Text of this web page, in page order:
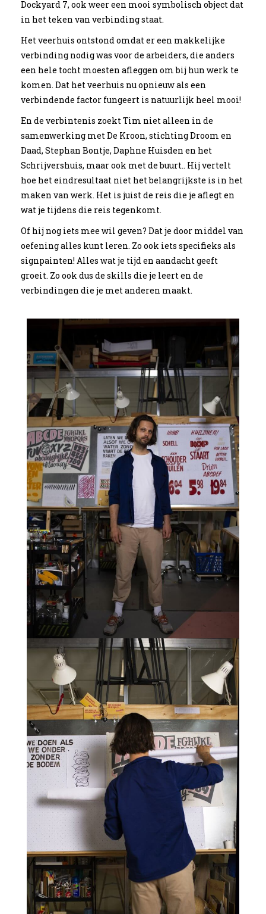
Dockyard 7, ook weer een mooi symbolisch object dat
in het teken van verbinding staat.
Het veerhuis ontstond omdat er een makkelijke
verbinding nodig was voor de arbeiders, die anders
een hele tocht moesten afleggen om bij hun werk te
komen. Dat het veerhuis nu opnieuw als een
verbindende factor fungeert is natuurlijk heel mooi!
En de verbintenis zoekt Tim niet alleen in de
samenwerking met De Kroon, stichting Droom en
Daad, Stephan Bontje, Daphne Huisden en het
Schrijvershuis, maar ook met de buurt.. Hij vertelt
hoe het eindresultaat niet het belangrijkste is in het
maken van werk. Het is juist de reis die je aflegt en
wat je tijdens die reis tegenkomt.
Of hij nog iets mee wil geven? Dat je door middel van
oefening alles kunt leren. Zo ook iets specifieks als
signpainten! Alles wat je tijd en aandacht geeft
groeit. Zo ook dus de skills die je leert en de
verbindingen die je met anderen maakt.